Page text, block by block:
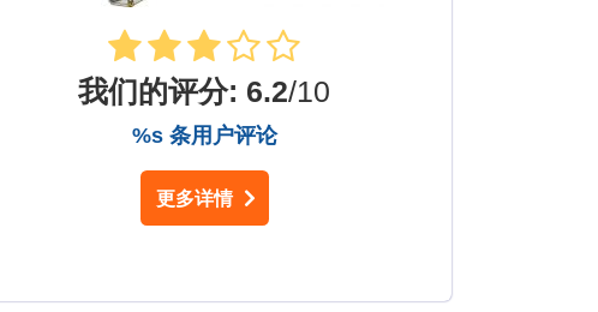
我们的评分: 6.2/10
%s 条用户评论
更多详情